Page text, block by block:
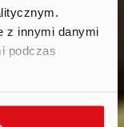
z innymi danymi
podczas